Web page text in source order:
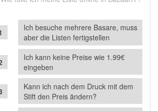
Ich besuche mehrere Basare, muss
aber die Listen fertigstellen
Ich kann keine Preise wie 1.99€
eingeben
Kann ich nach dem Druck mit dem
Stift den Preis ändern?